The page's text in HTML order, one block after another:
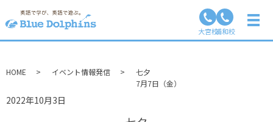
大宮校浦和校
イベント情報発信
HOME イベント情報発信
七夕
7月7日（金）
2022年10月3日